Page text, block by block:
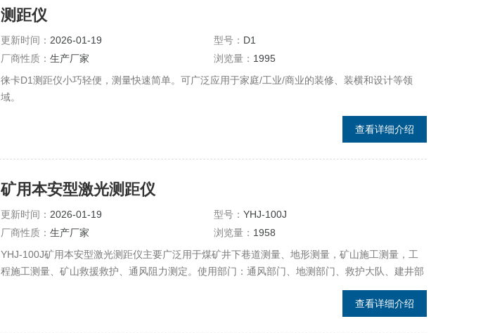
测距仪
更新时间： 2026-01-19 型号： D1
厂商性质： 生产厂家 浏览量： 1995
徕卡D1测距仪小巧轻便，测量快速简单。可广泛应用于家庭/工业/商业的装修、装横和设计等领
域。
查看详细介绍
矿用本安型激光测距仪
更新时间： 2026-01-19 型号： YHJ-100J
厂商性质： 生产厂家 浏览量： 1958
YHJ-100J矿用本安型激光测距仪主要广泛用于煤矿井下巷道测量、地形测量，矿山施工测量，工
程施工测量、矿山救援救护、通风阻力测定。使用部门：通风部门、地测部门、救护大队、建井部
查看详细介绍